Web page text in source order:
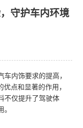
守护车内环境
内饰要求的提高，
优点和显著的作用，
不仅提升了驾驶体